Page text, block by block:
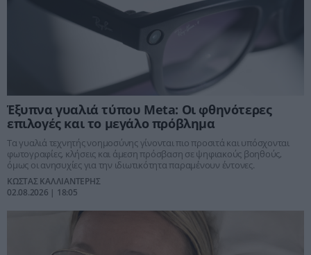
Έξυπνα γυαλιά τύπου Meta: Οι φθηνότερες
επιλογές και το μεγάλο πρόβλημα
Τα γυαλιά τεχνητής νοημοσύνης γίνονται πιο προσιτά και υπόσχονται
φωτογραφίες, κλήσεις και άμεση πρόσβαση σε ψηφιακούς βοηθούς,
όμως οι ανησυχίες για την ιδιωτικότητα παραμένουν έντονες.
ΚΩΣΤΑΣ ΚΑΛΛΙΑΝΤΕΡΗΣ
02.08.2026 | 18:05